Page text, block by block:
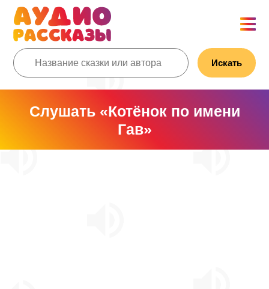
Искать
Слушать «Котёнок по имени
Гав»